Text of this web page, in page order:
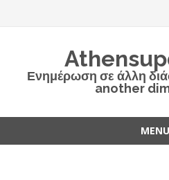
Ενημέρωση σε άλλη
another
MENU